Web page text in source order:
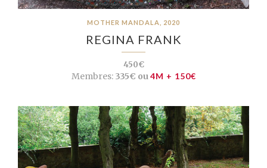
MOTHER MANDALA, 2020
REGINA FRANK
450€
Membres:335€ ou4M + 150€